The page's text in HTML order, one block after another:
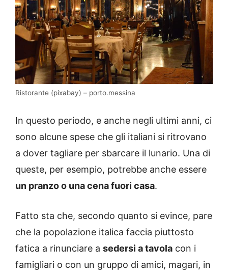
Ristorante (pixabay) – porto.messina
In questo periodo, e anche negli ultimi anni, ci
sono alcune spese che gli italiani si ritrovano
a dover tagliare per sbarcare il lunario. Una di
queste, per esempio, potrebbe anche essere
un pranzo o una cena fuori casa.
Fatto sta che, secondo quanto si evince, pare
che la popolazione italica faccia piuttosto
fatica a rinunciare a sedersi a tavola con i
famigliari o con un gruppo di amici, magari, in